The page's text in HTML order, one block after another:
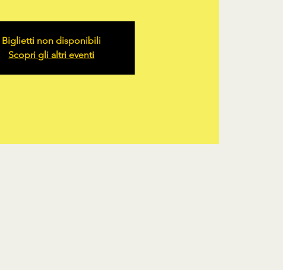
Biglietti non disponibili
Scopri gli altri eventi